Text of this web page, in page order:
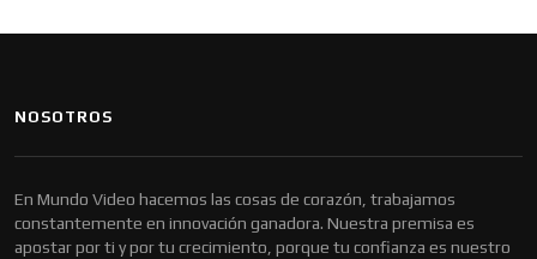
NOSOTROS
En Mundo Video hacemos las cosas de corazón, trabajamos
constantemente en innovación ganadora. Nuestra premisa es
apostar por ti y por tu crecimiento, porque tu confianza es nuestro